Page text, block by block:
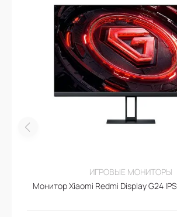
ИГРОВЫЕ МОНИТОРЫ
Монитор Xiaomi Redmi Display G24